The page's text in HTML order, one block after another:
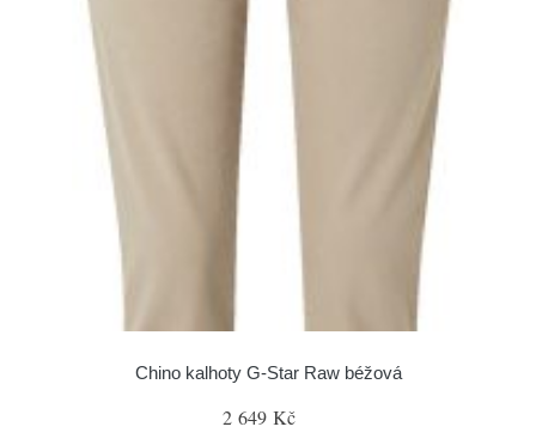
Chino kalhoty G-Star Raw béžová
2 649 Kč